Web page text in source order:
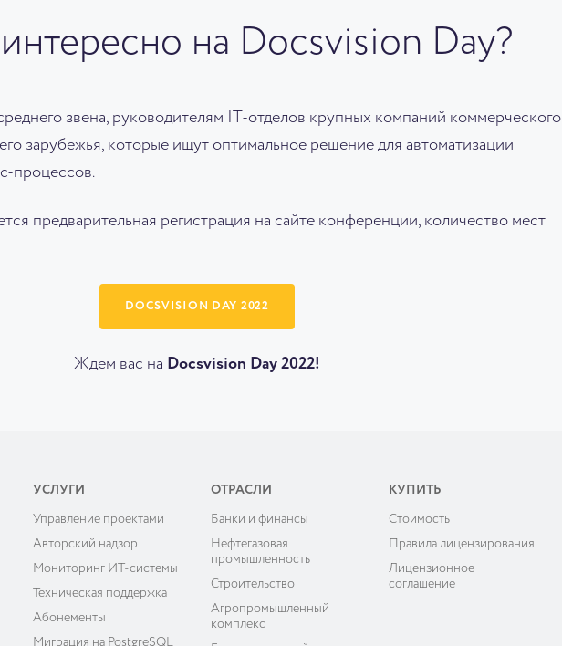
на Docsvision Day?
звена, руководителям IT-отделов крупных компаний коммерческого
зарубежья, которые ищут оптимальное решение для автоматизации
процессов.
предварительная регистрация на сайте конференции, количество мест
DOCSVISION DAY 2022
Ждем вас на Docsvision Day 2022!
УСЛУГИ
Управление проектами
Авторский надзор
Мониторинг ИТ-системы
Техническая поддержка
Абонементы
Миграция на PostgreSQL
ОТРАСЛИ
Банки и финансы
Нефтегазовая
промышленность
Строительство
Агропромышленный
комплекс
КУПИТЬ
Cтоимость
Правила лицензирования
Лицензионное
соглашение